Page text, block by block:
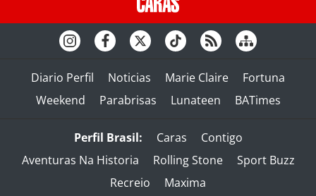
Diario Perfil Noticias Marie Claire
Fortuna
Weekend
Parabrisas Lunateen BATimes
Perfil Brasil: Caras
Contigo
Aventuras Na Historia
Rolling Stone
Sport Buzz
Recreio
Maxima